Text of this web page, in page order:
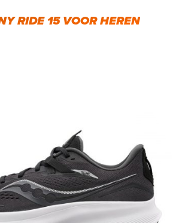
RIDE 15 VOOR HEREN